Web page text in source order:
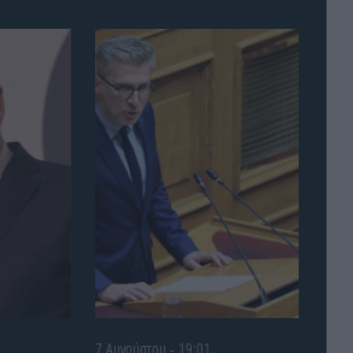
7 Αυγούστου - 19:01